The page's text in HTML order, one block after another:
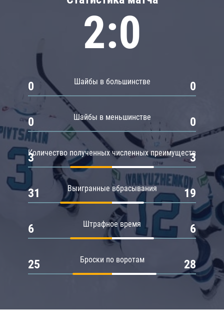
2:0
Шайбы в большинстве
0 0
Шайбы в меньшинстве
0 0
Количество полученных численных преимуществ
3 3
Выигранные вбрасывания
31 19
Штрафное время
6 6
Броски по воротам
25 28